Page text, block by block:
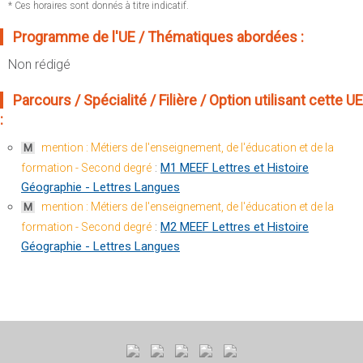
Sportives)
UFR FS (Chimie, Mathématique, Physique)
Informatique (Département Composante)
Fermer
Intranet des personnels
Moodle
Messagerie
Stage et emploi
Portefeuille d'Expériences et
de Compétences
Fermer
* Ces horaires sont donnés à titre indicatif.
Programme de l'UE / Thématiques abordées :
Non rédigé
Parcours / Spécialité / Filière / Option utilisant cette UE
:
M
mention : Métiers de l'enseignement, de l'éducation et de la
formation - Second degré : M1 MEEF Lettres et Histoire
Géographie - Lettres Langues
M
mention : Métiers de l'enseignement, de l'éducation et de la
formation - Second degré : M2 MEEF Lettres et Histoire
Géographie - Lettres Langues